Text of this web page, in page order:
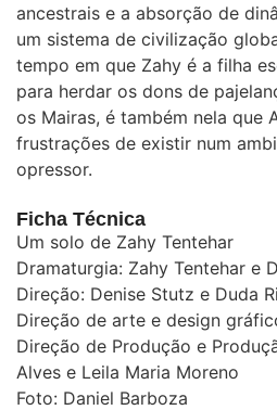
ancestrais e a absorção de
um sistema de civilização
tempo em que Zahy é a filha
para herdar os dons de
os Mairas, é também nela que
frustrações de existir num
opressor.
Ficha Técnica
Um solo de Zahy Tentehar
Dramaturgia: Zahy Tentehar e
Direção: Denise Stutz e Duda
Direção de arte e design
Direção de Produção e
Alves e Leila Maria Moreno
Foto: Daniel Barboza